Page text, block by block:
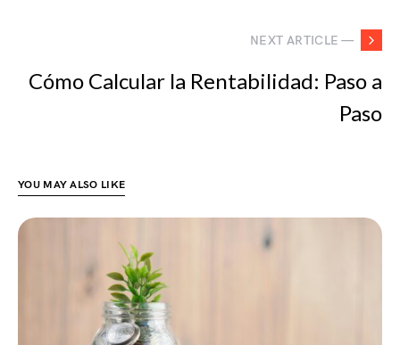
NEXT ARTICLE —
Cómo Calcular la Rentabilidad: Paso a
Paso
YOU MAY ALSO LIKE